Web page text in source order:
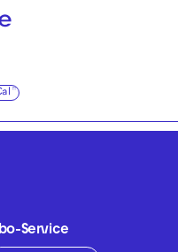
Service